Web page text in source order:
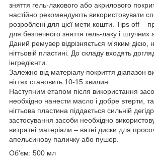
зняття гель-лакового або акрилового
настійно рекомендують використовувати
розроблені для цієї мети кошти. Tips off –
для безпечного зняття гель-лаку і штучних
Даний ремувер відрізняється м'яким дією,
нігтьовій пластині. До складу входять
інгредієнти.
Залежно від матеріалу покриття діапазон
нігтях становить 10-15 хвилин.
Наступним етапом після використання
необхідно нанести масло і добре втерти,
нігтьова пластина піддається сильній
застосування засоби необхідно
витратні матеріали – ватні диски для
апельсинову паличку або пушер.
Об'єм: 500 мл